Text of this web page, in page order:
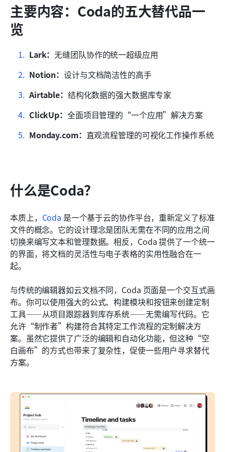
主要内容：Coda的五大替代品一
览
Lark：无缝团队协作的统一超级应用
Notion：设计与文档简洁性的高手
Airtable： 结构化数据的强大数据库专家
ClickUp： 全面项目管理的“一个应用”解决方案
Monday.com：
直观流程管理的可视化工作操作系统
什么是Coda？
本质上， Coda 是一个基于云的协作平台，重新定义了标准
文件的概念。它的设计理念是团队无需在不同的应用之间
切换来编写文本和管理数据。相反，Coda 提供了一个统一
的界面，将文档的灵活性与电子表格的实用性融合在一
起。
与传统的编辑器如云文档不同，Coda 页面是一个交互式画
布。你可以使用强大的公式、构建模块和按钮来创建定制
工具——从项目跟踪器到库存系统——无需编写代码。它
允许“制作者”构建符合其特定工作流程的定制解决方
案。虽然它提供了广泛的编辑和自动化功能，但这种“空
白画布”的方式也带来了复杂性，促使一些用户寻求替代
方案。